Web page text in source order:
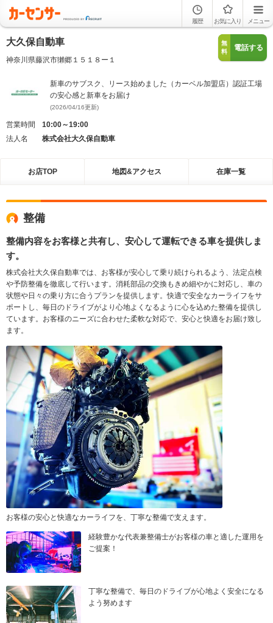
履歴 お気に入り メニュー
大久保自動車
神奈川県藤沢市獺郷１５１８ー１
無
料
電話する
新車のサブスク、リース始めました（カーベル加盟店）認証工場
の安心感と新車をお届け
(2026/04/16更新)
営業時間
10:00～19:00
法人名
株式会社大久保自動車
お店TOP 地図&アクセス 在庫一覧
整備
整備内容をお客様と共有し、安心して運転できる車を提供しま
す。
株式会社大久保自動車では、お客様が安心して乗り続けられるよう、法定点検
や予防整備を徹底して行います。消耗部品の交換もきめ細やかに対応し、車の
状態や日々の乗り方に合うプランを提供します。快適で安全なカーライフをサ
ポートし、毎日のドライブがより心地よくなるように心を込めた整備を提供し
ています。お客様のニーズに合わせた柔軟な対応で、安心と快適をお届け致し
ます。
お客様の安心と快適なカーライフを、丁寧な整備で支えます。
経験豊かな代表兼整備士がお客様の車と適した運用を
ご提案！
丁寧な整備で、毎日のドライブが心地よく安全になる
よう努めます